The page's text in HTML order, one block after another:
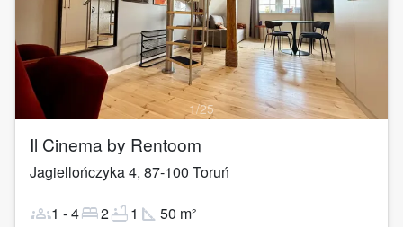
1/25
Il Cinema by Rentoom
Jagiellończyka 4, 87-100 Toruń
groups1 -4bed2bathtub1 square_foot 50 m²